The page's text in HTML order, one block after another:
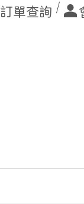
訂單查詢